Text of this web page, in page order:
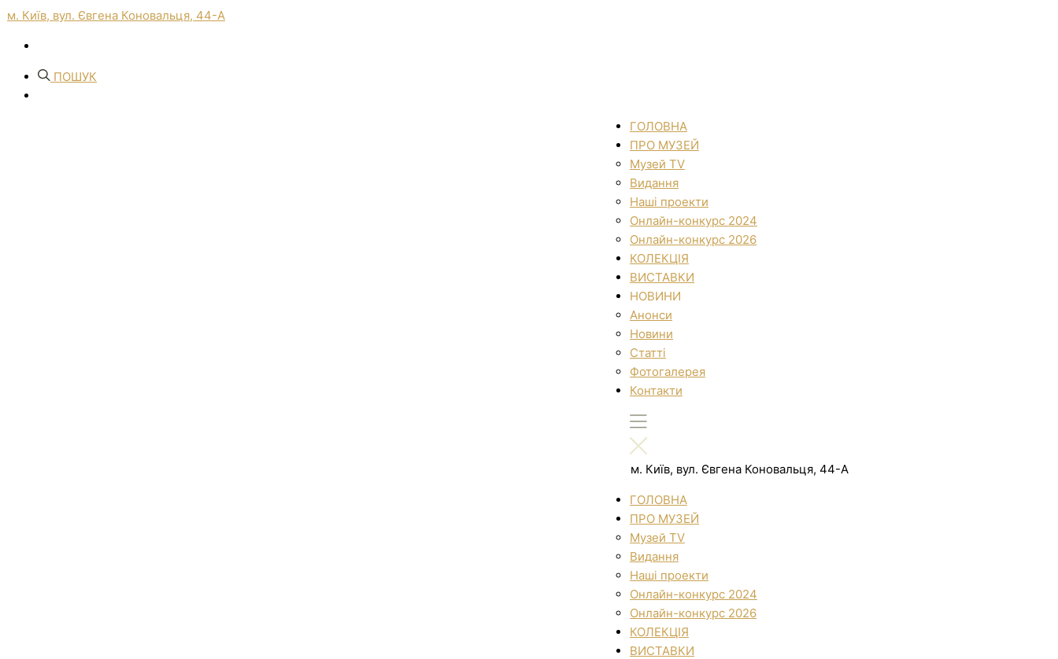
м. Київ, вул. Євгена Коновальця, 44-А
ПОШУК
ГОЛОВНА
ПРО МУЗЕЙ
Музей TV
Видання
Наші проекти
Онлайн-конкурс 2024
Онлайн-конкурс 2026
КОЛЕКЦІЯ
ВИСТАВКИ
НОВИНИ
Анонси
Новини
Статті
Фотогалерея
Контакти
м. Київ, вул. Євгена Коновальця, 44-А
ГОЛОВНА
ПРО МУЗЕЙ
Музей TV
Видання
Наші проекти
Онлайн-конкурс 2024
Онлайн-конкурс 2026
КОЛЕКЦІЯ
ВИСТАВКИ